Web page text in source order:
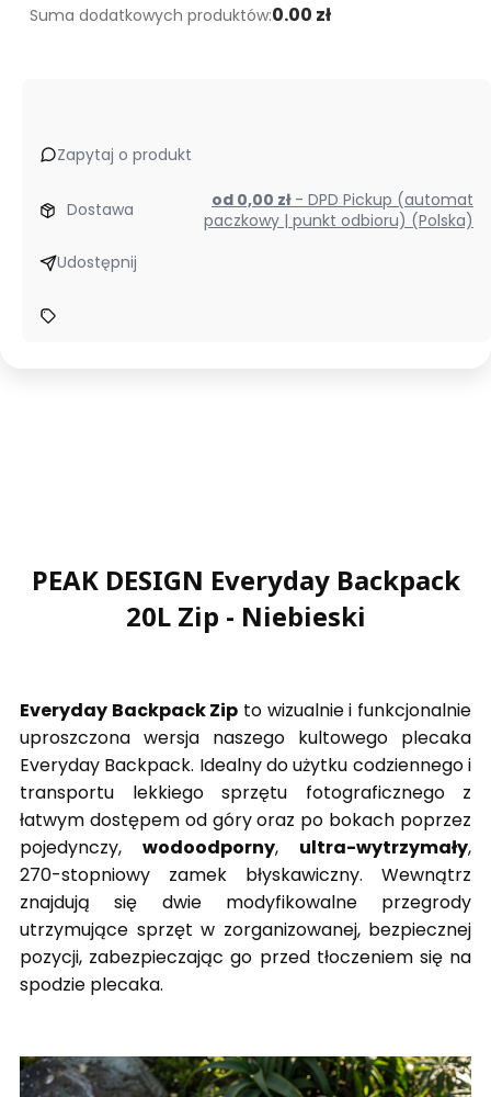
Suma dodatkowych produktów:0.00 zł
Zapytaj o produkt
Dostawa od 0,00 zł - DPD Pickup (automat
paczkowy | punkt odbioru) (Polska)
Udostępnij
PEAK DESIGN Everyday Backpack
20L Zip - Niebieski
Everyday Backpack Zip to wizualnie i funkcjonalnie
uproszczona wersja naszego kultowego plecaka
Everyday Backpack. Idealny do użytku codziennego i
transportu lekkiego sprzętu fotograficznego z
łatwym dostępem od góry oraz po bokach poprzez
pojedynczy, wodoodporny, ultra-wytrzymały,
270-stopniowy zamek błyskawiczny. Wewnątrz
znajdują się dwie modyfikowalne przegrody
utrzymujące sprzęt w zorganizowanej, bezpiecznej
pozycji, zabezpieczając go przed tłoczeniem się na
spodzie plecaka.